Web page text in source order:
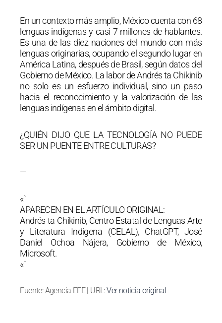
En un contexto más amplio, México cuenta con 68
lenguas indígenas y casi 7 millones de hablantes.
Es una de las diez naciones del mundo con más
lenguas originarias, ocupando el segundo lugar en
América Latina, después de Brasil, según datos del
Gobierno de México. La labor de Andrés ta Chikinib
no solo es un esfuerzo individual, sino un paso
hacia el reconocimiento y la valorización de las
lenguas indígenas en el ámbito digital.
¿QUIÉN DIJO QUE LA TECNOLOGÍA NO PUEDE
SER UN PUENTE ENTRE CULTURAS?
—
«`
APARECEN EN EL ARTÍCULO ORIGINAL:
Andrés ta Chikinib, Centro Estatal de Lenguas Arte
y Literatura Indígena (CELAL), ChatGPT, José
Daniel Ochoa Nájera, Gobierno de México,
Microsoft.
«`
Fuente: Agencia EFE | URL:Ver noticia original